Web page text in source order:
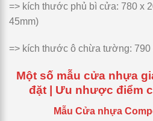
=> kích thước phủ bì cửa: 780 x
45mm)
=> kích thước ô chừa tường: 790
Một số mẫu cửa nhựa
đặt
| Ưu nhược điểm
Mẫu Cửa nhựa